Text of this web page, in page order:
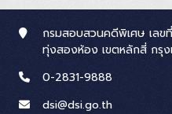
กรมสอบสวนคดีพิเศษ เล
ทุ่งสองห้อง เขตหลักสี่ กรุง
0-2831-9888
dsi@dsi.go.th